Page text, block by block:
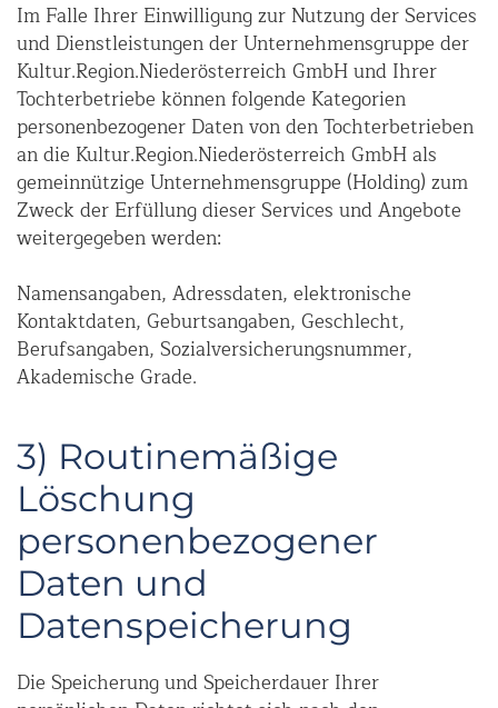
Im Falle Ihrer Einwilligung zur Nutzung der Services
und Dienstleistungen der Unternehmensgruppe der
Kultur.Region.Niederösterreich GmbH und Ihrer
Tochterbetriebe können folgende Kategorien
personenbezogener Daten von den Tochterbetrieben
an die Kultur.Region.Niederösterreich GmbH als
gemeinnützige Unternehmensgruppe (Holding) zum
Zweck der Erfüllung dieser Services und Angebote
weitergegeben werden:
Namensangaben, Adressdaten, elektronische
Kontaktdaten, Geburtsangaben, Geschlecht,
Berufsangaben, Sozialversicherungsnummer,
Akademische Grade.
3) Routinemäßige
Löschung
personenbezogener
Daten und
Datenspeicherung
Die Speicherung und Speicherdauer Ihrer